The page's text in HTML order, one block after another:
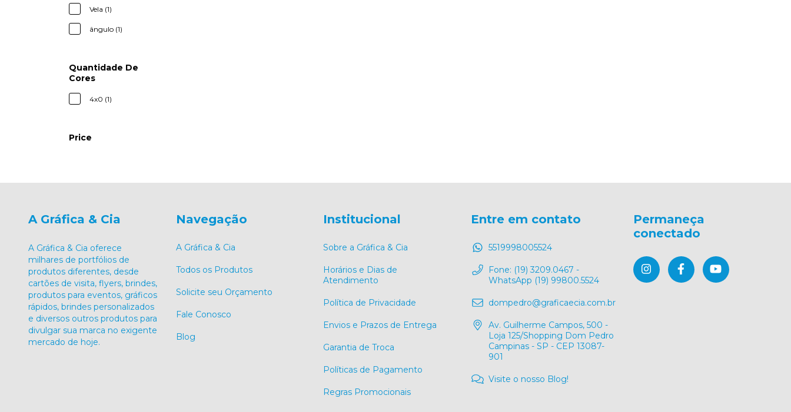
Vela (1)
ângulo (1)
Quantidade De
Cores
4x0 (1)
Price
A Gráfica & Cia
A Gráfica & Cia oferece
milhares de portfólios de
produtos diferentes, desde
cartões de visita, flyers, brindes,
produtos para eventos, gráficos
rápidos, brindes personalizados
e diversos outros produtos para
divulgar sua marca no exigente
mercado de hoje.
Navegação
A Gráfica & Cia
Todos os Produtos
Solicite seu Orçamento
Fale Conosco
Blog
Institucional
Sobre a Gráfica & Cia
Horários e Dias de
Atendimento
Política de Privacidade
Envios e Prazos de Entrega
Garantia de Troca
Políticas de Pagamento
Regras Promocionais
Entre em contato
5519998005524
Fone: (19) 3209.0467 -
WhatsApp (19) 99800.5524
dompedro@graficaecia.com.br
Av. Guilherme Campos, 500 -
Loja 125/Shopping Dom Pedro
Campinas - SP - CEP 13087-
901
Visite o nosso Blog!
Permaneça
conectado